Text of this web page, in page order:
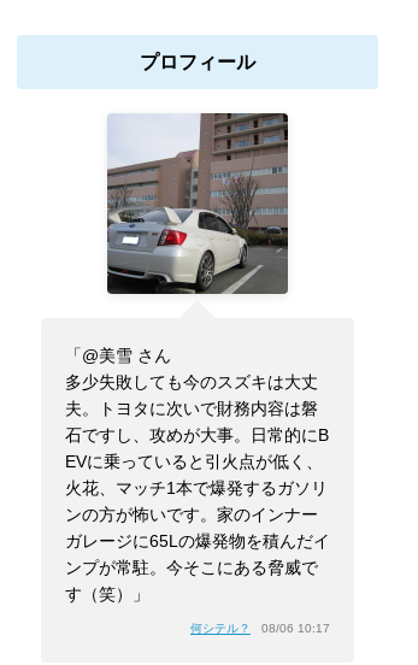
プロフィール
「@美雪 さん
多少失敗しても今のスズキは大丈
夫。トヨタに次いで財務内容は磐
石ですし、攻めが大事。日常的にB
EVに乗っていると引火点が低く、
火花、マッチ1本で爆発するガソリ
ンの方が怖いです。家のインナー
ガレージに65Lの爆発物を積んだイ
ンプが常駐。今そこにある脅威で
す（笑）」
何シテル？ 08/06 10:17